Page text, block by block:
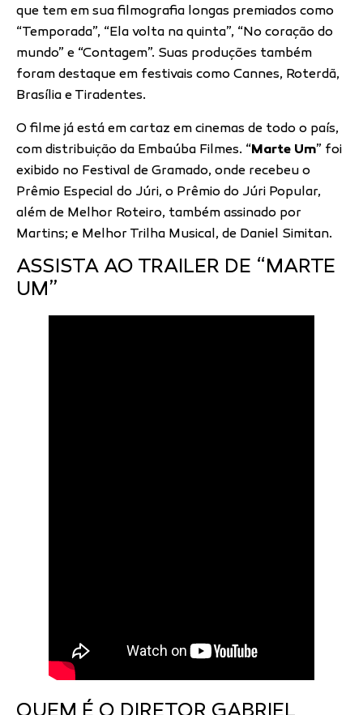
que tem em sua filmografia longas premiados como
“Temporada”, “Ela volta na quinta”, “No coração do
mundo” e “Contagem”. Suas produções também
foram destaque em festivais como Cannes, Roterdã,
Brasília e Tiradentes.
O filme já está em cartaz em cinemas de todo o país,
com distribuição da Embaúba Filmes. “Marte Um” foi
exibido no Festival de Gramado, onde recebeu o
Prêmio Especial do Júri, o Prêmio do Júri Popular,
além de Melhor Roteiro, também assinado por
Martins; e Melhor Trilha Musical, de Daniel Simitan.
ASSISTA AO TRAILER DE “MARTE
UM”